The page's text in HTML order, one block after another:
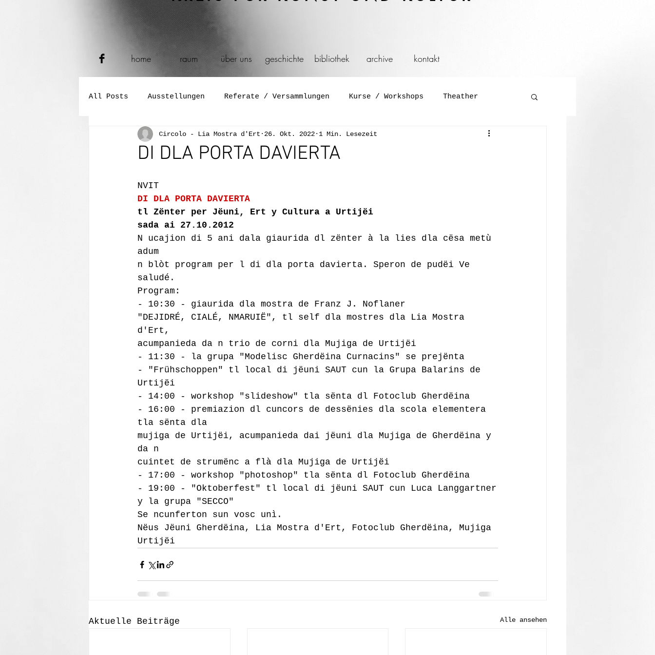
home raum über uns geschichte bibliothek archive kontakt
All Posts Ausstellungen Referate / Versammlungen Kurse / Workshops Theather
Verkostungen Konzerte Symposium Diskussionen Film und Video
Buch- und Zeitungspräsentation Installationen Reisen
DI DLA PORTA DAVIERTA
Circolo - Lia Mostra d'Ert 26. Okt. 2022 1 Min. Lesezeit
NVIT
DI DLA PORTA DAVIERTA
tl Zënter per Jëuni, Ert y Cultura a Urtijëi
sada ai 27.10.2012
N ucajion di 5 ani dala giaurida dl zënter à la lies dla cësa metù
adum
n blòt program per l di dla porta davierta. Speron de pudëi Ve
saludé.
Program:
- 10:30 - giaurida dla mostra de Franz J. Noflaner
"DEJIDRÉ, CIALÉ, NMARUIË", tl self dla mostres dla Lia Mostra
d'Ert,
acumpanieda da n trio de corni dla Mujiga de Urtijëi
- 11:30 - la grupa "Modelisc Gherdëina Curnacins" se prejënta
- "Frühschoppen" tl local di jëuni SAUT cun la Grupa Balarins de
Urtijëi
- 14:00 - workshop "slideshow" tla sënta dl Fotoclub Gherdëina
- 16:00 - premiazion dl cuncors de dessënies dla scola elementera
tla sënta dla
mujiga de Urtijëi, acumpanieda dai jëuni dla Mujiga de Gherdëina y
da n
cuintet de strumënc a flà dla Mujiga de Urtijëi
- 17:00 - workshop "photoshop" tla sënta dl Fotoclub Gherdëina
- 19:00 - "Oktoberfest" tl local di jëuni SAUT cun Luca Langgartner
y la grupa "SECCO"
Se ncunferton sun vosc unì.
Nëus Jëuni Gherdëina, Lia Mostra d'Ert, Fotoclub Gherdëina, Mujiga
Urtijëi
Aktuelle Beiträge Alle ansehen